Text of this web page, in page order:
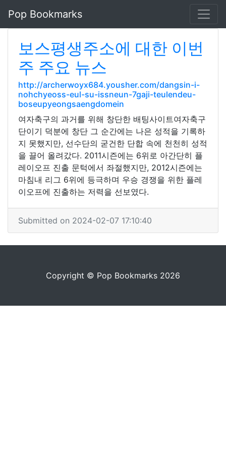
Pop Bookmarks
보스평생주소에 대한 이번
주 주요 뉴스
http://archerwoyx684.yousher.com/dangsin-i-
nohchyeoss-eul-su-issneun-7gaji-teulendeu-
boseupyeongsaengdomein
여자축구의 과거를 위해 창단한 배팅사이트여자축구
단이기 덕분에 창단 그 순간에는 나은 성적을 기록하
지 못했지만, 선수단의 굳건한 단합 속에 천천히 성적
을 끌어 올려갔다. 2011시즌에는 6위로 아간단히 플
레이오프 진출 문턱에서 좌절했지만, 2012시즌에는
마침내 리그 6위에 등극하며 우승 경쟁을 위한 플레
이오프에 진출하는 저력을 선보였다.
Submitted on 2024-02-07 17:10:40
Copyright © Pop Bookmarks 2026